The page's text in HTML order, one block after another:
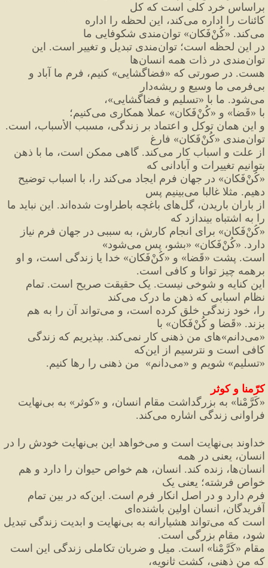
براساس خرد کلی است که کل
کائنات را اداره می
میکند. «کُنْفَکان» توانمندی شکوفایی ما
در این لحظه است؛ توان
توانمندی در ذات همه انسانها
هست. در صورتی که «فضاگشایی»
بیفرمی ما وسیع و ریشهدار
میشود. ما با «تسلیم و فضاگشایی»
با «قَضا» و «کُنْفَکان» عملا همکاری میکنیم؛
و این همان توکل و اعتماد بر زندگی،
توانمندی «کُنْفَکان» فارغ
از علت و اسباب کار می
بتوانیم تغییرات و آبادانی که
«کُنْفَکان» در جهان فرم ایجاد می
دهیم. مثلا غالبا میبینیم پس
از باران باریدن، گلهای باغچه باطراوت شده
را به اشتباه بیندازد که
«کُنْفَکان»
دارد. «کُنْفَکان»
«بشو، پس میشود»
است. پشت «قَضا» و «کُنْفَکان»
برهمه چیز توانا و کافی است.
نظام اسبابی که ذهن ما درک میکند
را، خود زندگی خلق کرده است، و می
بزند. «قَضا و کُنْفَکان» با
«میدانم»های من ذهنی کار نمی
کافی است و نترسیم از اینکه
«تسلیم» شویم و «میدانم»‌ من ذهنی را رها کنیم.
کرّمنا و کوثر
«کَرَّمْنا» به بزرگداشت مقام انسان، و «کوثر » به بی
فراوانی زندگی اشاره میکند.
خداوند بینهایت است و میخواهد این بی
انسان، یعنی در همه
انسانها، زنده کند. انسان، هم خواص حیوان
خواص فرشته؛ یعنی یک
فرم دارد و در اصل انکار فرم است. این
آفریدگان، انسان اولین باشندهای
است که میتواند هشیارانه به بی
شود، مقام بزرگی است.
مقام «کَرَّمْنا»
که من ذهنی، کشت ثانویه،